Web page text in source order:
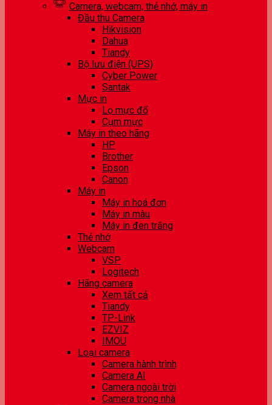
Camera, webcam, thẻ nhớ, máy in
Đầu thu Camera
Hikvision
Dahua
Tiandy
Bộ lưu điện (UPS)
Cyber Power
Santak
Mực in
Lọ mực đổ
Cụm mực
Máy in theo hãng
HP
Brother
Epson
Canon
Máy in
Máy in hoá đơn
Máy in màu
Máy in đen trắng
Thẻ nhớ
Webcam
VSP
Logitech
Hãng camera
Xem tất cả
Tiandy
TP-Link
EZVIZ
IMOU
Loại camera
Camera hành trình
Camera AI
Camera ngoài trời
Camera trong nhà